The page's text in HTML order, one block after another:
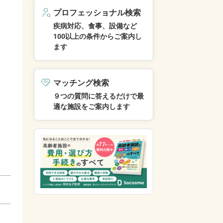
プロフェッショナル検索
疾病対応、食事、設備など
100以上の条件からご案内し
ます
マッチング検索
９つの質問に答えるだけで最
適な施設をご案内します